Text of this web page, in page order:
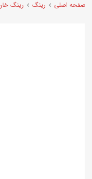
صفحه اصلی رینگ رینگ